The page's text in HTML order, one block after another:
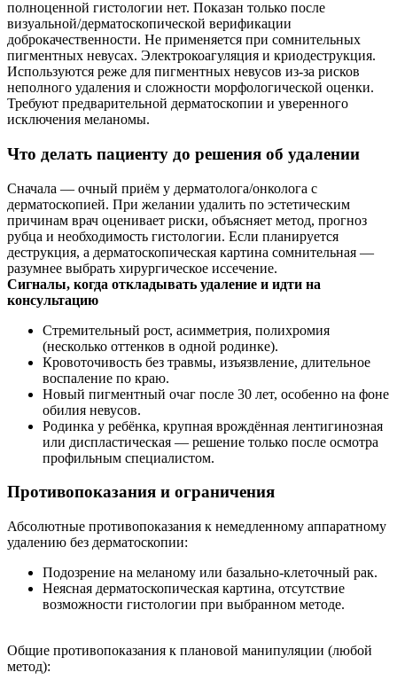
полноценной гистологии нет. Показан только после
визуальной/дерматоскопической верификации
доброкачественности. Не применяется при сомнительных
пигментных невусах. Электрокоагуляция и криодеструкция.
Используются реже для пигментных невусов из‑за рисков
неполного удаления и сложности морфологической оценки.
Требуют предварительной дерматоскопии и уверенного
исключения меланомы.
Что делать пациенту до решения об удалении
Сначала — очный приём у дерматолога/онколога с
дерматоскопией. При желании удалить по эстетическим
причинам врач оценивает риски, объясняет метод, прогноз
рубца и необходимость гистологии. Если планируется
деструкция, а дерматоскопическая картина сомнительная —
разумнее выбрать хирургическое иссечение.
Сигналы, когда откладывать удаление и идти на
консультацию
Стремительный рост, асимметрия, полихромия
(несколько оттенков в одной родинке).
Кровоточивость без травмы, изъязвление, длительное
воспаление по краю.
Новый пигментный очаг после 30 лет, особенно на фоне
обилия невусов.
Родинка у ребёнка, крупная врождённая лентигинозная
или диспластическая — решение только после осмотра
профильным специалистом.
Противопоказания и ограничения
Абсолютные противопоказания к немедленному аппаратному
удалению без дерматоскопии:
Подозрение на меланому или базально-клеточный рак.
Неясная дерматоскопическая картина, отсутствие
возможности гистологии при выбранном методе.
Общие противопоказания к плановой манипуляции (любой
метод):